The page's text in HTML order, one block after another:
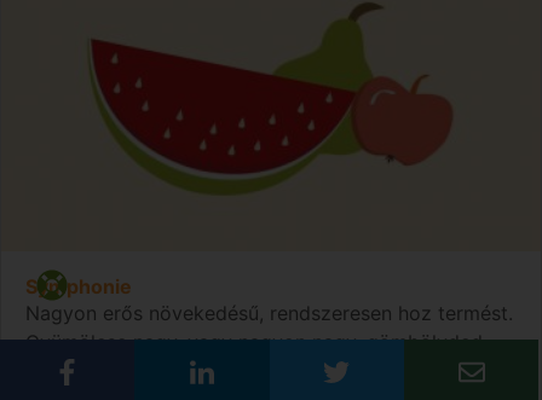
Symphonie
Nagyon erős növekedésű, rendszeresen hoz termést.
Gyümölcse nagy, vagy nagyon nagy, gömbölyded
alakú.